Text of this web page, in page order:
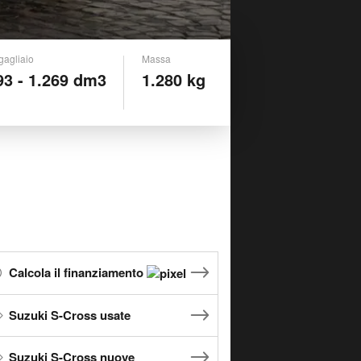
- 1.269 dm3
Massa
1.280 kg
Calcola il finanziamento
Suzuki S-Cross usate
Suzuki S-Cross nuove